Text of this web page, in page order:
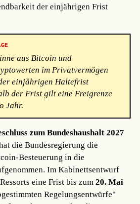
der einjährigen Frist
aus Bitcoin und
im Privatvermögen
einjährigen Haltefrist
der Frist gilt eine Freigrenze
Jahr.
zum Bundeshaushalt 2027
die Bundesregierung die
Besteuerung in die
Im Kabinettsentwurf
eine Frist bis zum20. Mai
Regelungsentwürfe"